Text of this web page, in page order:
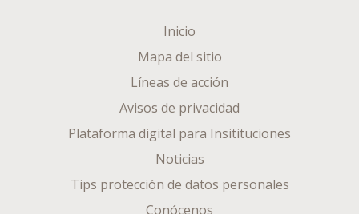
Inicio
Mapa del sitio
Líneas de acción
Avisos de privacidad
Plataforma digital para Insitituciones
Noticias
Tips protección de datos personales
Conócenos